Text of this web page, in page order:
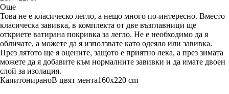
Още
Това не е класическо легло, а нещо много по-интересно. Вместо
класическа завивка, в комплекта от две възглавници ще
откриете ватирана покривка за легло. Не е необходимо да я
обличате, а можете да я използвате като одеяло или завивка.
През лятото ще я оцените, защото е приятно лека, а през зимата
можете да я добавите към нормалните завивки и да имате двоен
слой за изолация.
КапитонираноВ цвят мента160x220 cm